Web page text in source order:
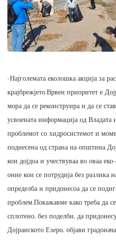
-Најголемата еколошка акција за
крајбрежјето.Врвен приоритет е
мора да се реконструира и да се
усвоената информација од Владата
проблемот со хидросистемот и
поднесена од страна на општина
кои дојдоа и учествуваа во оваа
оние кои се потрудија без разлика
определба и придонесоа да се
проблем.Покажавме како треба да
сплотено, без поделби, да
Дојранското Езеро, објави